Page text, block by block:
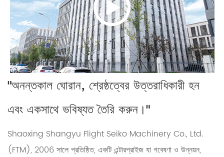
"অনন্তকাল ঘোরান, শ্রেষ্ঠত্বের উত্তরাধিকারী হন
এবং একসাথে ভবিষ্যত তৈরি করুন।"
Shaoxing Shangyu Flight Seiko Machinery Co., Ltd.
(FTM), 2006 সালে প্রতিষ্ঠিত, একটি এন্টারপ্রাইজ যা গবেষণা ও উন্নয়ন,